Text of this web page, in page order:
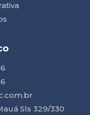
Sls 329/330